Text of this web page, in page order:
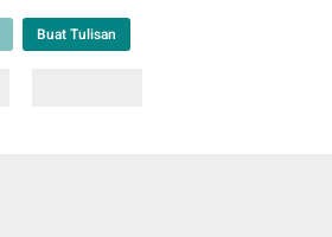
Buat Tulisan